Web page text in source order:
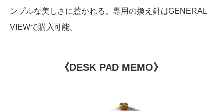
ンプルな美しさに惹かれる。専用の換え針はGENERAL
VIEWで購入可能。
《DESK PAD MEMO》